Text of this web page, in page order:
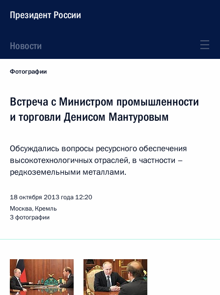
Президент России
Новости
Фотографии
Встреча с Министром промышленности
и торговли Денисом Мантуровым
Обсуждались вопросы ресурсного обеспечения
высокотехнологичных отраслей, в частности –
редкоземельными металлами.
18 октября 2013 года 12:20
Москва, Кремль
3 фотографии